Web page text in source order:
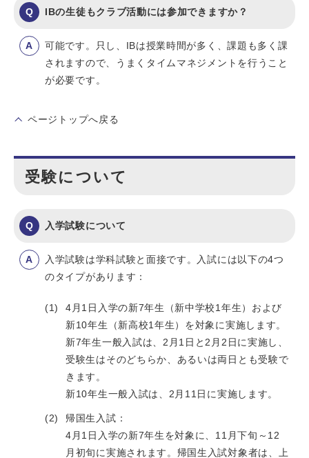
IBの生徒もクラブ活動には参加できますか？
可能です。只し、IBは授業時間が多く、課題も多く課
されますので、うまくタイムマネジメントを行うこと
が必要です。
ページトップへ戻る
受験について
入学試験について
入学試験は学科試験と面接です。入試には以下の4つ
のタイプがあります：
4月1日入学の新7年生（新中学校1年生）および
新10年生（新高校1年生）を対象に実施します。
新7年生一般入試は、2月1日と2月2日に実施し、
受験生はそのどちらか、あるいは両日とも受験で
きます。
新10年生一般入試は、2月11日に実施します。
帰国生入試：
4月1日入学の新7年生を対象に、11月下旬～12
月初旬に実施されます。帰国生入試対象者は、上